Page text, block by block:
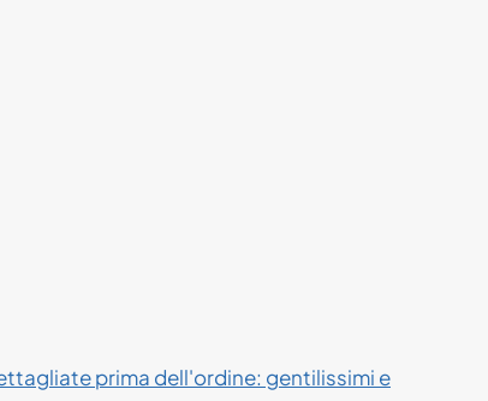
prima dell'ordine: gentilissimi e